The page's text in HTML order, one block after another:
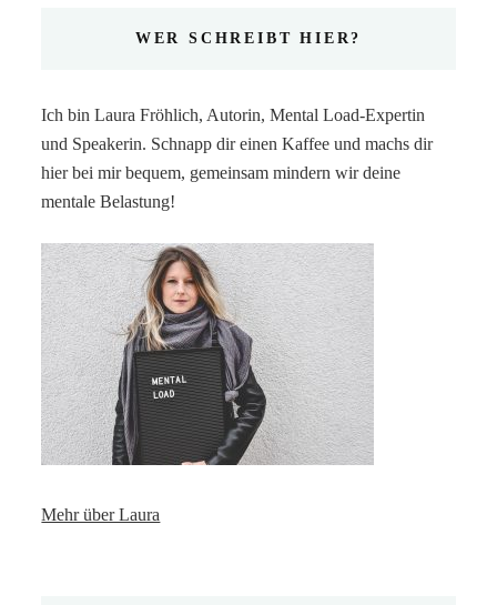
WER SCHREIBT HIER?
Ich bin Laura Fröhlich, Autorin, Mental Load-Expertin
und Speakerin. Schnapp dir einen Kaffee und machs dir
hier bei mir bequem, gemeinsam mindern wir deine
mentale Belastung!
Mehr über Laura